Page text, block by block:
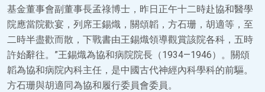
基金董事會副董事長孟祿博士，昨日正午十二時赴協和醫學
院應當院歡宴，列席王錫熾，關頌韜，方石珊，胡適等，至
二時半盡歡而散，下戰書由王錫熾領導觀賞該院各科，五時
許始辭往。”王錫熾為協和病院院長（1934—1946）。關頌
韜為協和病院內科主任，是中國古代神經內科學科的前驅。
方石珊與胡適同為協和履行委員會委員。